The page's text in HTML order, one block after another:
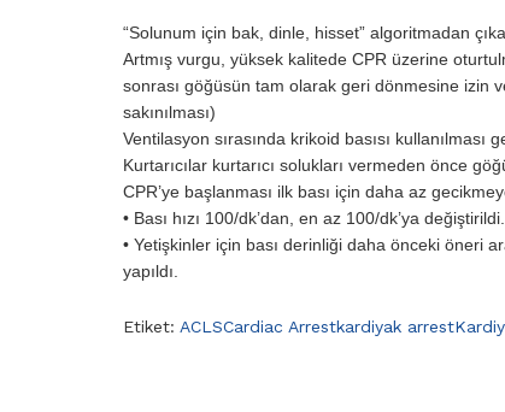
“Solunum için bak, dinle, hisset” algoritmadan
Artmış vurgu, yüksek kalitede CPR üzerine
sonrası göğüsün tam olarak geri dönmesine izin
sakınılması)
Ventilasyon sırasında krikoid basısı kullanılması
Kurtarıcılar kurtarıcı solukları vermeden önce
CPR’ye başlanması ilk bası için daha az
• Bası hızı 100/dk’dan, en az 100/dk’ya değiştirildi.
• Yetişkinler için bası derinliği daha önceki öneri
yapıldı.
Etiket: ACLSCardiac Arrestkardiyak arrest